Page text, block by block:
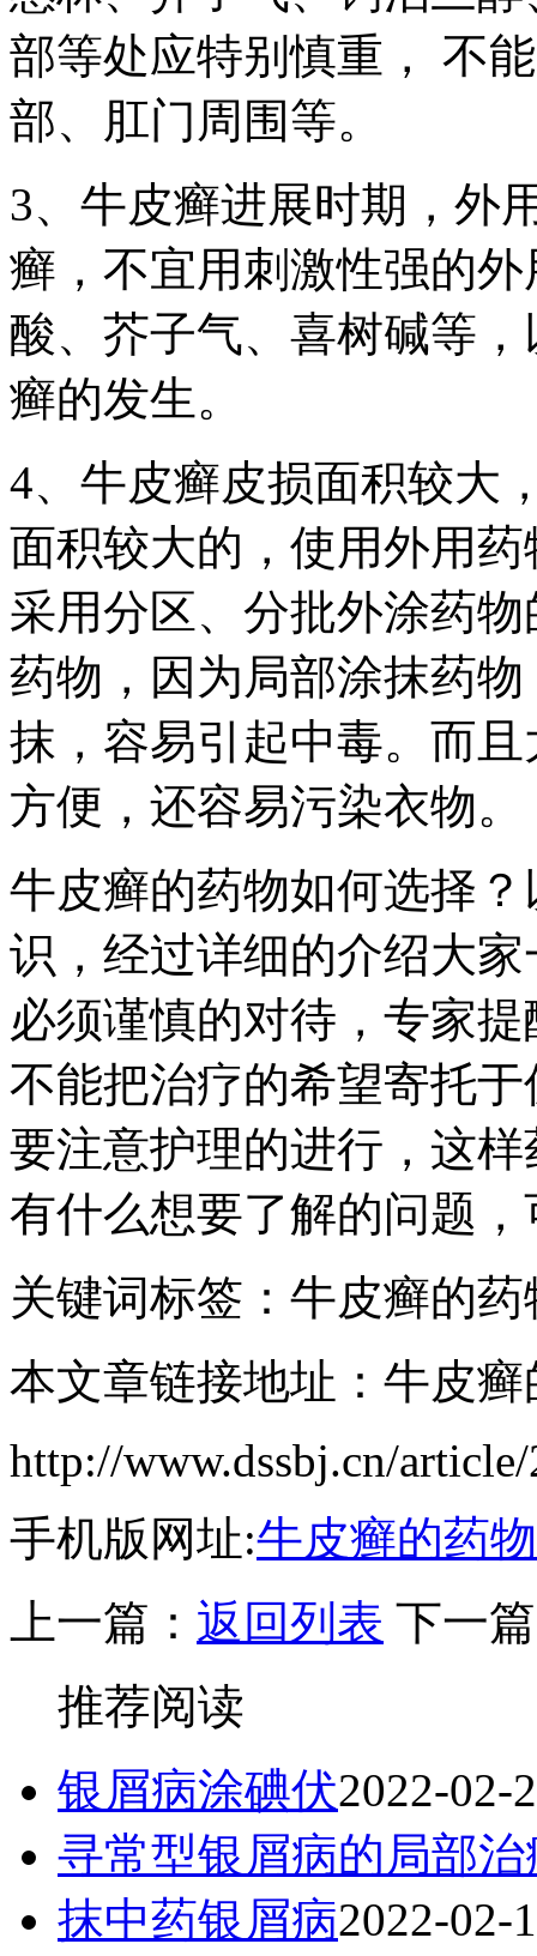
部等处应特别慎重， 不
部、肛门周围等。
3、牛皮癣进展时期，外
癣，不宜用刺激性强的
酸、芥子气、喜树碱等
癣的发生。
4、牛皮癣皮损面积较大
面积较大的，使用外用
采用分区、分批外涂药
药物，因为局部涂抹药
抹，容易引起中毒。而
方便，还容易污染衣物。
牛皮癣的药物如何选择
识，经过详细的介绍大
必须谨慎的对待，专家
不能把治疗的希望寄托
要注意护理的进行，这
有什么想要了解的问题
关键词标签：牛皮癣的药
本文章链接地址：牛皮癣
http://www.dssbj.cn/
手机版网址:牛皮癣的药物
上一篇： 返回列表 下一
推荐阅读
银屑病涂碘伏2022-02-
寻常型银屑病的局部治
抹中药银屑病2022-02-